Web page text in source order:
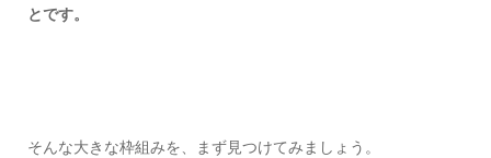
とです。
そんな大きな枠組みを、まず見つけてみましょう。